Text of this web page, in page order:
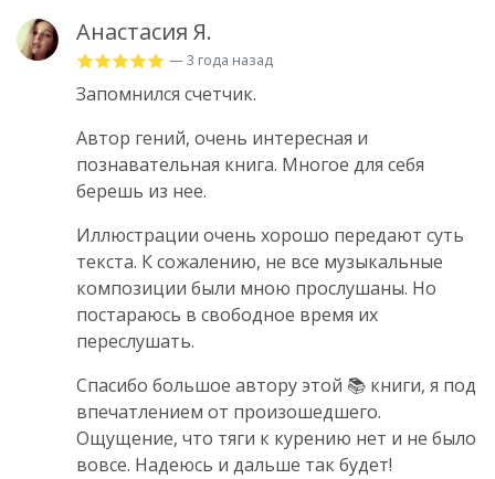
Анастасия Я.
— 3 года назад
Запомнился счетчик.
Автор гений, очень интересная и
познавательная книга. Многое для себя
берешь из нее.
Иллюстрации очень хорошо передают суть
текста. К сожалению, не все музыкальные
композиции были мною прослушаны. Но
постараюсь в свободное время их
переслушать.
Спасибо большое автору этой 📚 книги, я под
впечатлением от произошедшего.
Ощущение, что тяги к курению нет и не было
вовсе. Надеюсь и дальше так будет!